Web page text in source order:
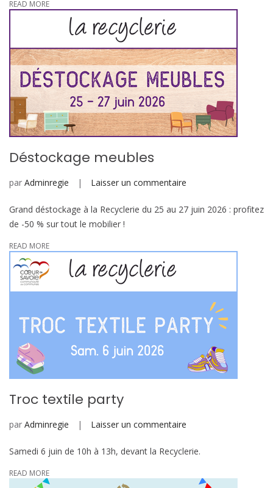
READ MORE
Déstockage meubles
par Adminregie Laisser un commentaire
meubles
Grand déstockage à la Recyclerie du 25 au 27 juin 2026 : profitez
de -50 % sur tout le mobilier !
READ MORE
Troc textile party
par Adminregie Laisser un commentaire
textile
Samedi 6 juin de 10h à 13h, devant la Recyclerie.
READ MORE